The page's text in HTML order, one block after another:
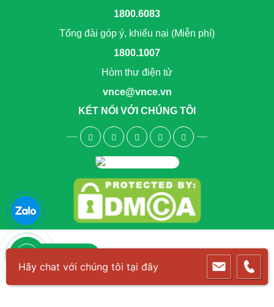
1800.6083
Tổng đài góp ý, khiếu nại (Miễn phí)
1800.1007
Hòm thư điện tử
vnce@vnce.vn
KẾT NỐI VỚI CHÚNG TÔI
Hãy chat với chúng tôi tại đây